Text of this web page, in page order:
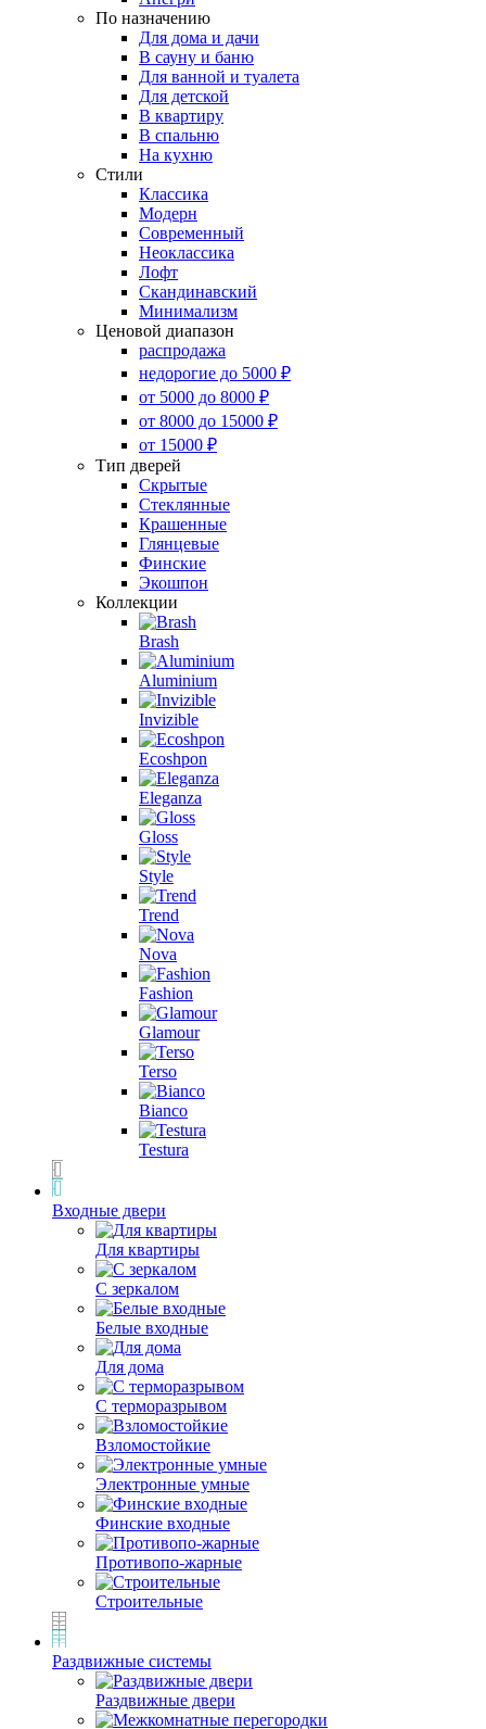
По назначению
Для дома и дачи
В сауну и баню
Для ванной и туалета
Для детской
В квартиру
В спальню
На кухню
Стили
Классика
Модерн
Современный
Неоклассика
Лофт
Скандинавский
Минимализм
Ценовой диапазон
распродажа
недорогие до 5000 ₽
от 5000 до 8000 ₽
от 8000 до 15000 ₽
от 15000 ₽
Тип дверей
Скрытые
Стеклянные
Крашенные
Глянцевые
Финские
Экошпон
Коллекции
Brash
Aluminium
Invizible
Ecoshpon
Eleganza
Gloss
Style
Trend
Nova
Fashion
Glamour
Terso
Bianco
Testura
Входные двери
Для квартиры
С зеркалом
Белые входные
Для дома
С терморазрывом
Взломостойкие
Электронные умные
Финские входные
Противопо-жарные
Строительные
Раздвижные системы
Раздвижные двери